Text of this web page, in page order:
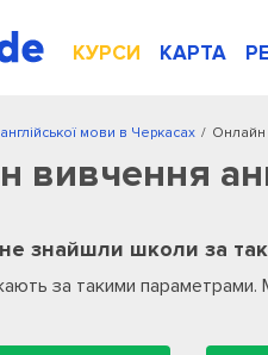
КУРСИ КАРТА
/
мови в Черкасах Онлайн
вивчення
знайшли школи за
за такими параметрами.